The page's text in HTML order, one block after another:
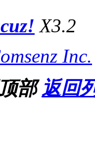
X3.2
Inc.
部 返回